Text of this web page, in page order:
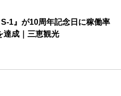
S-1』が10周年記念日に稼働率
達成｜三恵観光